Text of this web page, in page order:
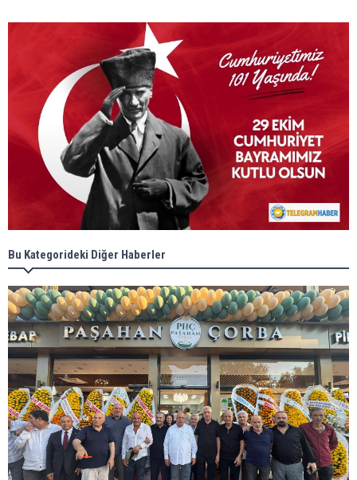
Bu Kategorideki Diğer Haberler